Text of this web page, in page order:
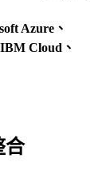
Azure、
Cloud、
合